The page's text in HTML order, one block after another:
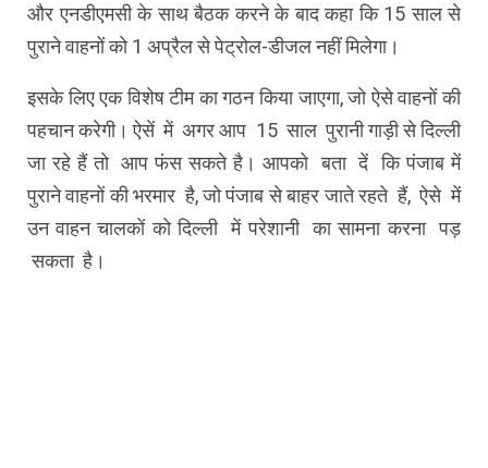
और एनडीएमसी के साथ बैठक करने के बाद कहा कि 15 साल से
पुराने वाहनों को 1 अप्रैल से पेट्रोल-डीजल नहीं मिलेगा।
इसके लिए एक विशेष टीम का गठन किया जाएगा, जो ऐसे वाहनों की
पहचान करेगी। ऐसें में अगर आप 15 साल पुरानी गाड़ी से दिल्ली
जा रहे हैं तो आप फंस सकते है। आपको बता दें कि पंजाब में
पुराने वाहनों की भरमार है, जो पंजाब से बाहर जाते रहते हैं, ऐसे में
उन वाहन चालकों को दिल्ली में परेशानी का सामना करना पड़
सकता है।